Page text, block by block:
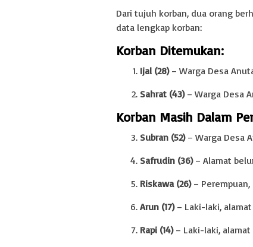
Dari tujuh korban, dua orang
data lengkap korban:
Korban Ditemukan:
Ijal (28)– Warga Desa
Sahrat (43)– Warga Desa
Korban Masih Dalam
Subran (52)– Warga Desa
Safrudin (36)– Alamat
Riskawa (26)–
Arun (17)– Laki-laki,
Rapi (14)– Laki-laki,